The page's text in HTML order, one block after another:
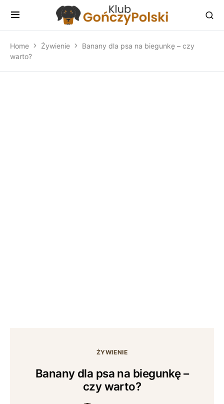
Home Żywienie
Banany dla psa na biegunkę – czy
warto?
ŻYWIENIE
Banany dla psa na biegunkę –
czy warto?